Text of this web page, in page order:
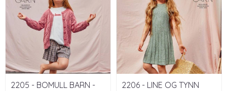
2205 - BOMULL BARN -
2206 - LINE OG TYNN